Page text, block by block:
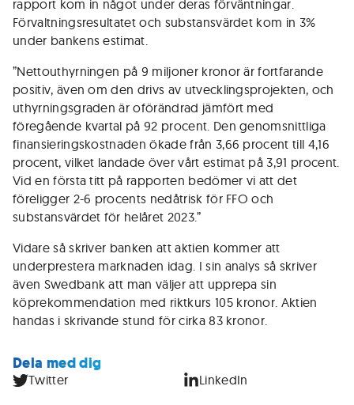
rapport kom in något under deras förväntningar.
Förvaltningsresultatet och substansvärdet kom in 3%
under bankens estimat.
”Nettouthyrningen på 9 miljoner kronor är fortfarande
positiv, även om den drivs av utvecklingsprojekten, och
uthyrningsgraden är oförändrad jämfört med
föregående kvartal på 92 procent. Den genomsnittliga
finansieringskostnaden ökade från 3,66 procent till 4,16
procent, vilket landade över vårt estimat på 3,91 procent.
Vid en första titt på rapporten bedömer vi att det
föreligger 2-6 procents nedåtrisk för FFO och
substansvärdet för helåret 2023.”
Vidare så skriver banken att aktien kommer att
underprestera marknaden idag. I sin analys så skriver
även Swedbank att man väljer att upprepa sin
köprekommendation med riktkurs 105 kronor. Aktien
handas i skrivande stund för cirka 83 kronor.
Dela med dig
Twitter LinkedIn